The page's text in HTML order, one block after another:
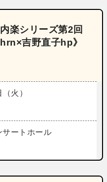
楽シリーズ第2回
吉野直子hp》
火）
サートホール